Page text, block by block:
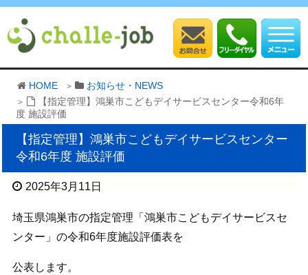
HOME
お知らせ・NEWS
【指定管理】鴻巣市こどもデイサービスセンター令和6年
度 施設評価
【指定管理】鴻巣市こどもデイサービスセンター
令和6年度 施設評価
2025年3月11日
埼玉県鴻巣市の指定管理「鴻巣市こどもデイサービスセ
ンター」の令和6年度施設評価表を
公表します。